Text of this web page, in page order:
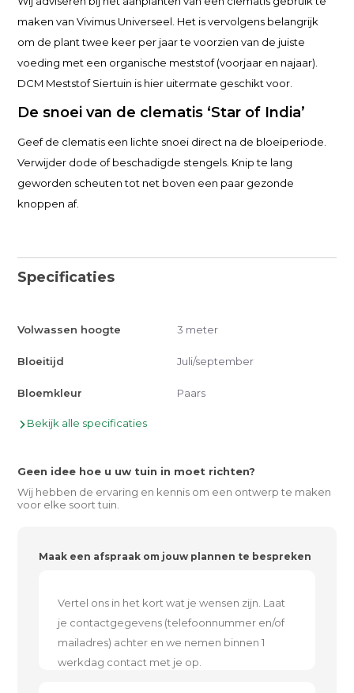
maken van Vivimus Universeel. Het is vervolgens belangrijk
om de plant twee keer per jaar te voorzien van de juiste
voeding met een organische meststof (voorjaar en najaar).
DCM Meststof Siertuin is hier uitermate geschikt voor.
De snoei van de clematis ‘Star of India’
Geef de clematis een lichte snoei direct na de bloeiperiode.
Verwijder dode of beschadigde stengels. Knip te lang
geworden scheuten tot net boven een paar gezonde
knoppen af.
Specificaties
Volwassen hoogte 3 meter
Bloeitijd Juli/september
Bloemkleur Paars
Bekijk alle specificaties
Geen idee hoe u uw tuin in moet richten?
Wij hebben de ervaring en kennis om een ontwerp te maken
voor elke soort tuin.
Maak een afspraak om jouw plannen te bespreken